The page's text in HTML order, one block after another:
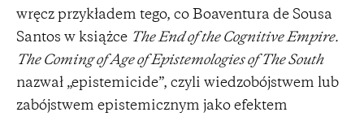
wręcz przykładem tego, co Boaventura de Sousa
Santos w książce The End of the Cognitive Empire.
The Coming of Age of Epistemologies of The South
nazwał „epistemicide”, czyli wiedzobójstwem lub
zabójstwem epistemicznym jako efektem